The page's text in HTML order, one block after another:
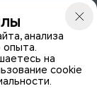
1
анализа
опыта.
на
cookie
.